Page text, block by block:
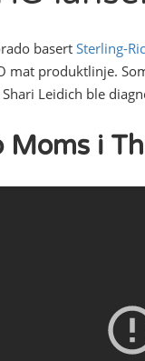
basert Sterling-
mat produktlinje.
Shari Leidich ble
Moms i